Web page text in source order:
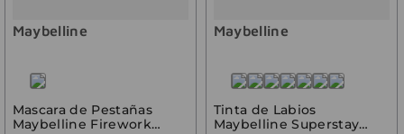
Maybelline
Mascara de Pestañas
Maybelline Firework
Maybelline
Tinta de Labios
Maybelline Superstay